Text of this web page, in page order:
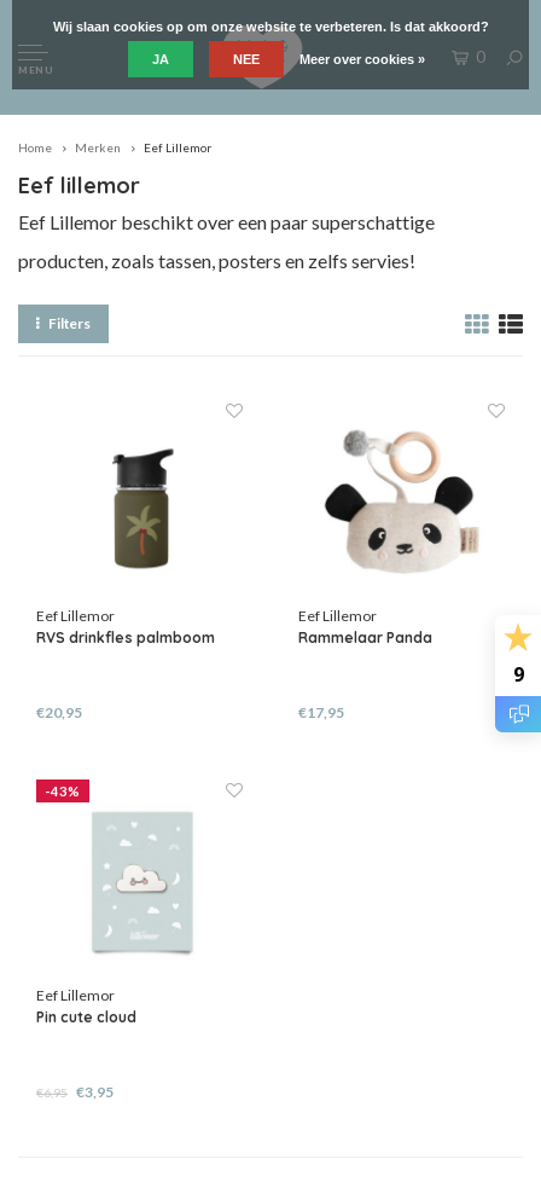
9
MENU
0
Home Merken Eef Lillemor
Eef lillemor
Eef Lillemor beschikt over een paar superschattige
producten, zoals tassen, posters en zelfs servies!
Filters
Eef Lillemor
RVS drinkfles palmboom
€20,95
Eef Lillemor
Rammelaar Panda
€17,95
-43%
Eef Lillemor
Pin cute cloud
€6,95 €3,95
Wij slaan cookies op om onze website te verbeteren. Is dat akkoord?
JA NEE Meer over cookies »